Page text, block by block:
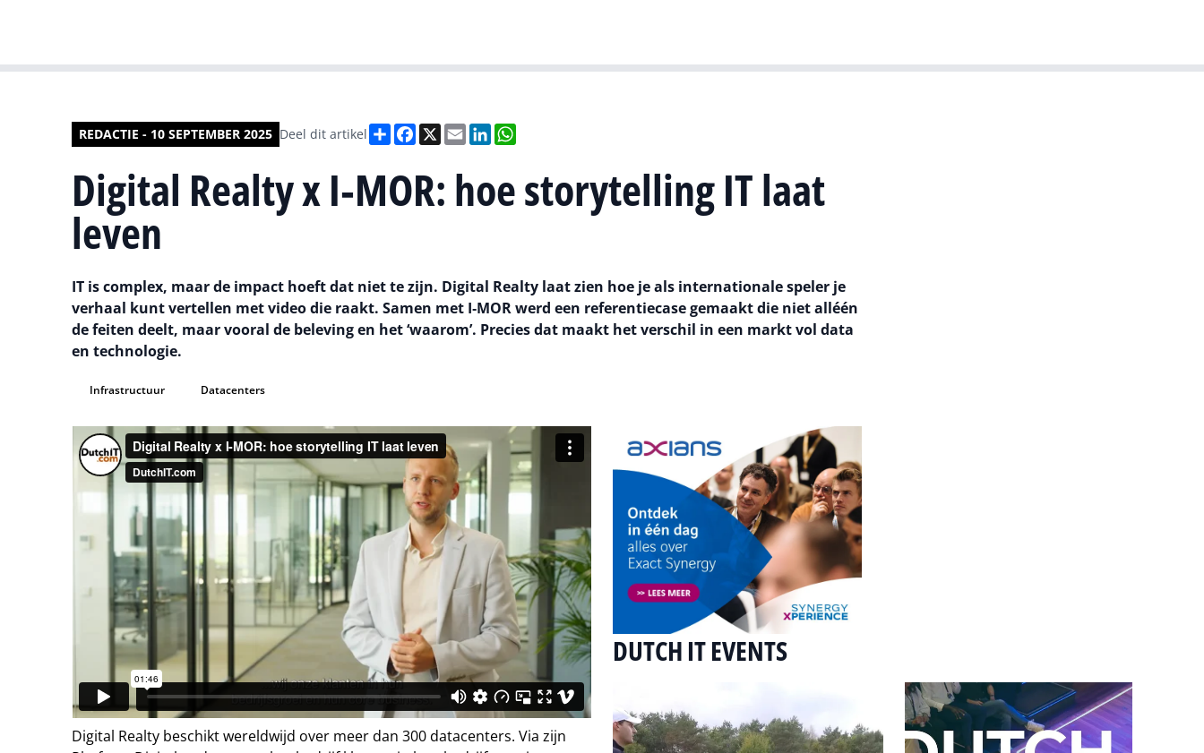
REDACTIE - 10 SEPTEMBER 2025 Deel dit artikel DeelFacebook
X EmailLinkedIn
Digital Realty x I‑MOR: hoe storytelling IT laat
leven
IT is complex, maar de impact hoeft dat niet te zijn. Digital Realty laat zien hoe je als internationale speler je
verhaal kunt vertellen met video die raakt. Samen met I‑MOR werd een referentiecase gemaakt die niet alléén
de feiten deelt, maar vooral de beleving en het ‘waarom’. Precies dat maakt het verschil in een markt vol data
en technologie.
Infrastructuur Datacenters
Digital Realty beschikt wereldwijd over meer dan 300 datacenters. Via zijn
DUTCH IT EVENTS